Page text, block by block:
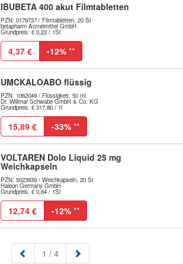
IBUBETA 400 akut Filmtabletten
PZN: 0179737 / Filmtabletten, 20 St
betapharm Arzneimittel GmbH
Grundpreis: € 0,22 / 1St
4,37 € -12% **
UMCKALOABO flüssig
PZN: 1062049 / Flüssigkeit, 50 ml
Dr. Willmar Schwabe GmbH & Co. KG
Grundpreis: € 317,80 / 1l
15,89 € -33% **
VOLTAREN Dolo Liquid 25 mg
Weichkapseln
PZN: 5023939 / Weichkapseln, 20 St
Haleon Germany GmbH
Grundpreis: € 0,64 / 1St
12,74 € -12% **
1 (aktuell)
/ 4